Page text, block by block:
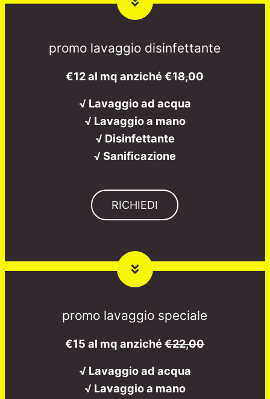
promo lavaggio disinfettante
€12 al mq anziché€18,00
√ Lavaggio ad acqua
√ Lavaggio a mano
√ Disinfettante
√ Sanificazione
RICHIEDI
promo lavaggio speciale
€15 al mq anziché€22,00
√ Lavaggio ad acqua
√ Lavaggio a mano